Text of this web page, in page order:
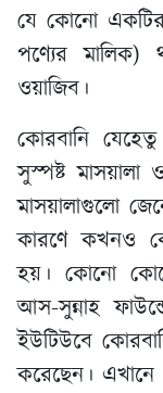
যে কোনো
পণ্যের
ওয়াজিব।
কোরবানি
সুস্পষ্ট মাসয়ালা
মাসয়ালাগুলো
কারণে কখনও
হয়। কোনো
আস-সুন্নাহ
ইউটিউবে
করেছেন।